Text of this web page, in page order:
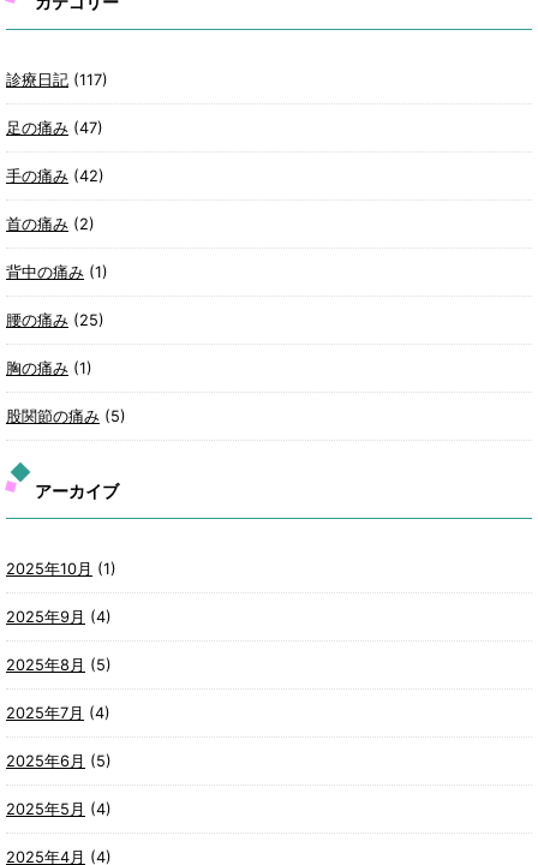
診療日記 (117)
足の痛み (47)
手の痛み (42)
首の痛み (2)
背中の痛み (1)
腰の痛み (25)
胸の痛み (1)
股関節の痛み (5)
アーカイブ
2025年10月 (1)
2025年9月 (4)
2025年8月 (5)
2025年7月 (4)
2025年6月 (5)
2025年5月 (4)
2025年4月 (4)